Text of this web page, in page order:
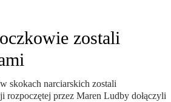
zostali
skokach narciarskich zostali
rozpoczętej przez Maren Ludby dołączyli